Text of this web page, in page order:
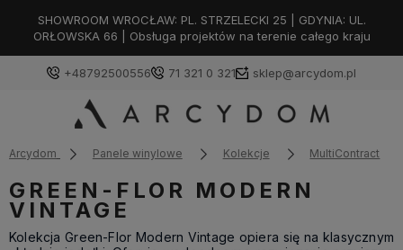
SHOWROOM WROCŁAW: PL. STRZELECKI 25 | GDYNIA: UL.
ORŁOWSKA 66 | Obsługa projektów na terenie całego kraju
+48792500556 71 321 0 321 sklep@arcydom.pl
Arcydom Panele winylowe Kolekcje MultiContract
GREEN-FLOR MODERN
VINTAGE
Kolekcja Green-Flor Modern Vintage opiera się na klasycznym